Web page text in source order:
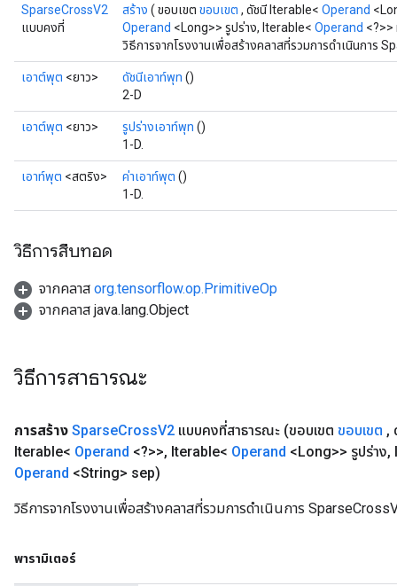
SparseCrossV2
แบบคงที่
สร้าง ( ขอบเขต ขอบเขต , ดัชนี Iterable< Operand
Operand <Long>> รูปร่าง, Iterable< Operand
วิธีการจากโรงงานเพื่อสร้างคลาสที่รวมการดำเนินการ
เอาต์พุต <ยาว> ดัชนีเอาท์พุท ()
2-D
เอาต์พุต <ยาว> รูปร่างเอาท์พุท ()
1-D.
เอาท์พุต <สตริง> ค่าเอาท์พุต ()
1-D.
วิธีการสืบทอด
จากคลาส org.tensorflow.op.PrimitiveOp
จากคลาส java.lang.Object
วิธีการสาธารณะ
การสร้าง SparseCrossV2 แบบคงที่สาธารณะ (ขอบเขต ขอบเขต ,
Iterable< Operand <?>>, Iterable< Operand <Long>> รูปร่าง,
Operand <String> sep)
วิธีการจากโรงงานเพื่อสร้างคลาสที่รวมการดำเนินการ
พารามิเตอร์